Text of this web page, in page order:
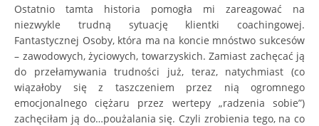
Ostatnio tamta historia pomogła mi zareagować na
niezwykle trudną sytuację klientki coachingowej.
Fantastycznej Osoby, która ma na koncie mnóstwo sukcesów
– zawodowych, życiowych, towarzyskich. Zamiast zachęcać ją
do przełamywania trudności już, teraz, natychmiast (co
wiązałoby się z taszczeniem przez nią ogromnego
emocjonalnego ciężaru przez wertepy „radzenia sobie”)
zachęciłam ją do…poużalania się. Czyli zrobienia tego, na co